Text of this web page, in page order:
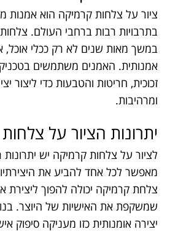
ציור על צלחות קרמיקה הוא
בתרבויות רבות ברחבי העולם.
במשך מאות שנים לא רק ככלי אוכל,
אמנותית. האמנים משתמשים
זכוכית, חריטות והטבעות כדי ליצור
ומרהיבות.
יתרונות הציור על
לציור על צלחות קרמיקה יש
מאפשר לכל אחד להביע את
צלחת קרמיקה יכולה להפוך ליצירת
שמשקפת את האישיות של היוצר.
יצירה אומנותית כזו מעניקה סיפוק